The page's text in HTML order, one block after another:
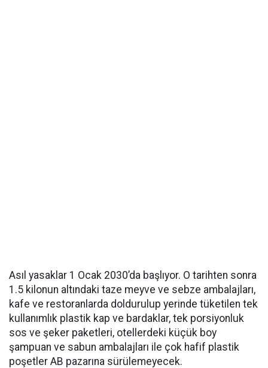
Asıl yasaklar 1 Ocak 2030’da başlıyor. O tarihten sonra
1.5 kilonun altındaki taze meyve ve sebze ambalajları,
kafe ve restoranlarda doldurulup yerinde tüketilen tek
kullanımlık plastik kap ve bardaklar, tek porsiyonluk
sos ve şeker paketleri, otellerdeki küçük boy
şampuan ve sabun ambalajları ile çok hafif plastik
poşetler AB pazarına sürülemeyecek.